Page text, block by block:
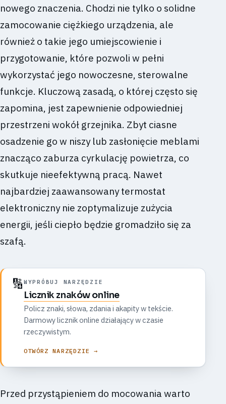
nowego znaczenia. Chodzi nie tylko o solidne
zamocowanie ciężkiego urządzenia, ale
również o takie jego umiejscowienie i
przygotowanie, które pozwoli w pełni
wykorzystać jego nowoczesne, sterowalne
funkcje. Kluczową zasadą, o której często się
zapomina, jest zapewnienie odpowiedniej
przestrzeni wokół grzejnika. Zbyt ciasne
osadzenie go w niszy lub zasłonięcie meblami
znacząco zaburza cyrkulację powietrza, co
skutkuje nieefektywną pracą. Nawet
najbardziej zaawansowany termostat
elektroniczny nie zoptymalizuje zużycia
energii, jeśli ciepło będzie gromadziło się za
szafą.
🔢 WYPRÓBUJ NARZĘDZIE
Licznik znaków online
Policz znaki, słowa, zdania i akapity w tekście.
Darmowy licznik online działający w czasie
rzeczywistym.
OTWÓRZ NARZĘDZIE →
Przed przystąpieniem do mocowania warto